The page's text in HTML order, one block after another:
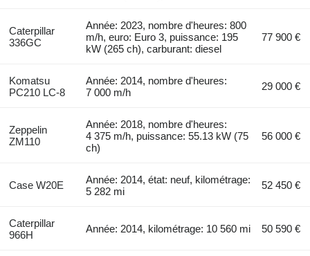
Caterpillar
336GC
Année: 2023, nombre d'heures: 800
m/h, euro: Euro 3, puissance: 195
kW (265 ch), carburant: diesel
77 900 €
Komatsu
PC210 LC-8
Année: 2014, nombre d'heures:
7 000 m/h
29 000 €
Zeppelin
ZM110
Année: 2018, nombre d'heures:
4 375 m/h, puissance: 55.13 kW (75
ch)
56 000 €
Case W20E
Année: 2014, état: neuf, kilométrage:
5 282 mi
52 450 €
Caterpillar
966H
Année: 2014, kilométrage: 10 560 mi 50 590 €